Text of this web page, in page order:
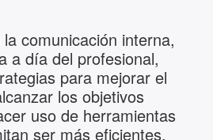
comunicación interna,
a día del profesional,
para mejorar el
los objetivos
uso de herramientas
ser más eficientes,